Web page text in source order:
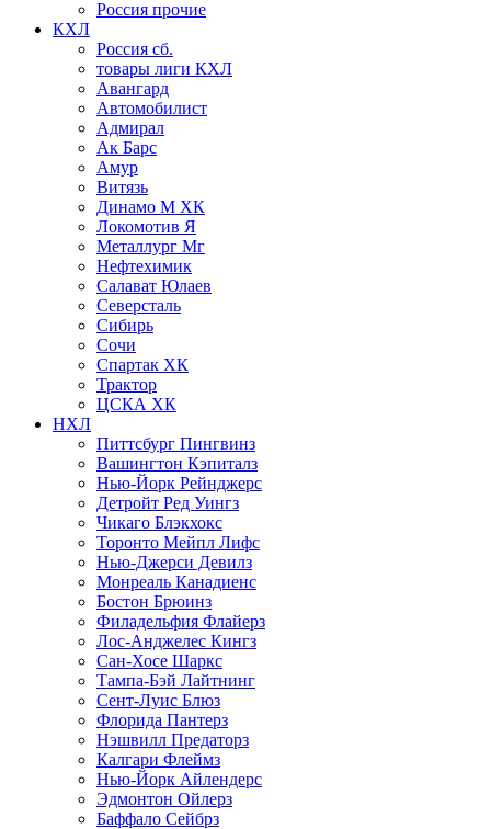
Россия прочие
КХЛ
Россия сб.
товары лиги КХЛ
Авангард
Автомобилист
Адмирал
Ак Барс
Амур
Витязь
Динамо М ХК
Локомотив Я
Металлург Мг
Нефтехимик
Салават Юлаев
Северсталь
Сибирь
Сочи
Спартак ХК
Трактор
ЦСКА ХК
НХЛ
Питтсбург Пингвинз
Вашингтон Кэпиталз
Нью-Йорк Рейнджерс
Детройт Ред Уингз
Чикаго Блэкхокс
Торонто Мейпл Лифс
Нью-Джерси Девилз
Монреаль Канадиенс
Бостон Брюинз
Филадельфия Флайерз
Лос-Анджелес Кингз
Сан-Хосе Шаркс
Тампа-Бэй Лайтнинг
Сент-Луис Блюз
Флорида Пантерз
Нэшвилл Предаторз
Калгари Флеймз
Нью-Йорк Айлендерс
Эдмонтон Ойлерз
Баффало Сейбрз